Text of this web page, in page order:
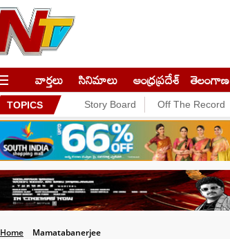
వార్తలు సినిమాలు ఆంధ్రప్రదేశ్ తెలంగాణ
TOPICS Story Board Off The Record
Home Mamatabanerjee